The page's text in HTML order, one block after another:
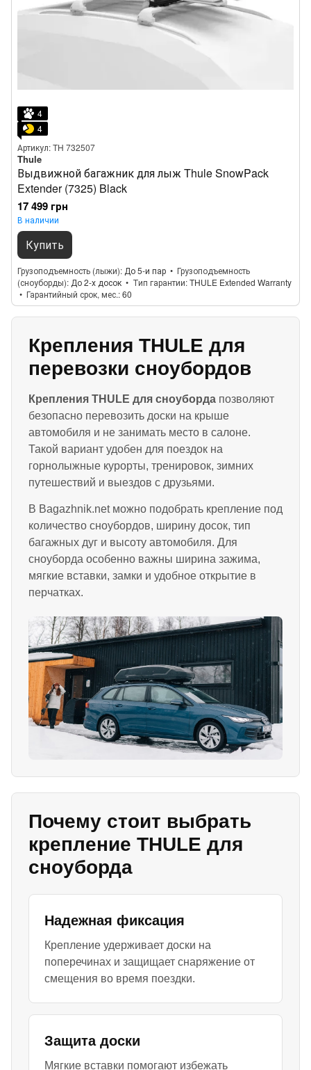
4
4
Артикул: TH 732507
Thule
Выдвижной багажник для лыж Thule SnowPack
Extender (7325) Black
17 499 грн
В наличии
Купить
Грузоподъемность (лыжи) До 5-и пар
Грузоподъемность
(сноуборды) До 2-х досок Тип гарантии THULE Extended Warranty
Гарантийный срок, мес. 60
Крепления THULE для
перевозки сноубордов
Крепления THULE для сноуборда позволяют
безопасно перевозить доски на крыше
автомобиля и не занимать место в салоне.
Такой вариант удобен для поездок на
горнолыжные курорты, тренировок, зимних
путешествий и выездов с друзьями.
В Bagazhnik.net можно подобрать крепление под
количество сноубордов, ширину досок, тип
багажных дуг и высоту автомобиля. Для
сноуборда особенно важны ширина зажима,
мягкие вставки, замки и удобное открытие в
перчатках.
Почему стоит выбрать
крепление THULE для
сноуборда
Надежная фиксация
Крепление удерживает доски на
поперечинах и защищает снаряжение от
смещения во время поездки.
Защита доски
Мягкие вставки помогают избежать